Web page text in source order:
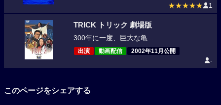
★★★★★ 1
TRICK トリック 劇場版
300年に一度、巨大な亀...
出演 動画配信 2002年11月公開
-
このページをシェアする